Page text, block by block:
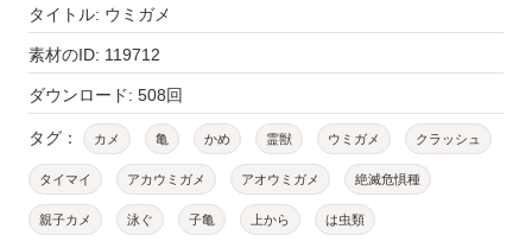
タイトル: ウミガメ
素材のID: 119712
ダウンロード: 508回
タグ： カメ 亀 かめ 霊獣 ウミガメ クラッシュ
タイマイ アカウミガメ アオウミガメ 絶滅危惧種
親子カメ 泳ぐ 子亀 上から は虫類